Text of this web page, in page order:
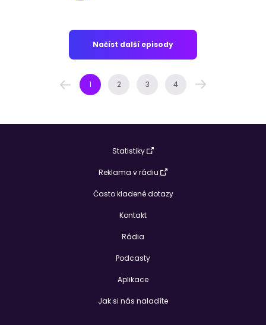
Načíst další episody
1 2 3 4
Statistiky
Reklama v rádiu
Často kladené dotazy
Kontakt
Rádia
Podcasty
Aplikace
Jak si nás naladíte